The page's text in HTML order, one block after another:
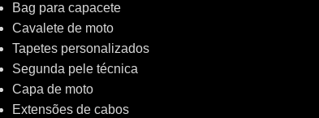
Bag para capacete
Cavalete de moto
Tapetes personalizados
Segunda pele técnica
Capa de moto
Extensões de cabos